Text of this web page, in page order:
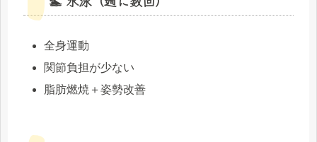
全身運動
関節負担が少ない
脂肪燃焼＋姿勢改善